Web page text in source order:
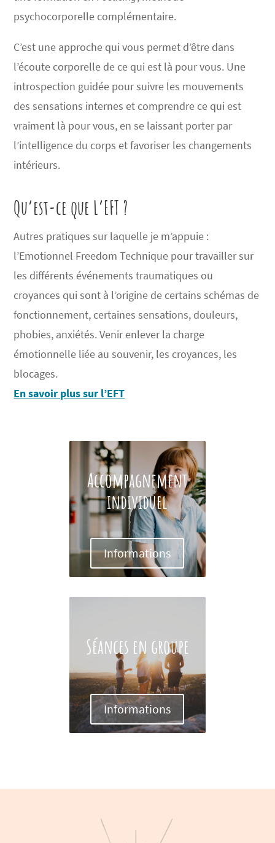
psychocorporelle complémentaire.
C’est une approche qui vous permet d’être dans
l’écoute corporelle de ce qui est là pour vous. Une
introspection guidée pour suivre les mouvements
des sensations internes et comprendre ce qui est
vraiment là pour vous, en se laissant porter par
l’intelligence du corps et favoriser les changements
intérieurs.
Qu’est-ce que L’EFT ?
Autres pratiques sur laquelle je m’appuie :
l’Emotionnel Freedom Technique pour travailler sur
les différentsévénements traumatiques ou
croyances qui sont à l’origine de certains schémas de
fonctionnement, certaines sensations, douleurs,
phobies, anxiétés. Venir enlever la charge
émotionnelle liée au souvenir, les croyances, les
blocages.
En savoir plus sur l’EFT
Accompagnement
individuel
Informations
Séances en groupe
Informations